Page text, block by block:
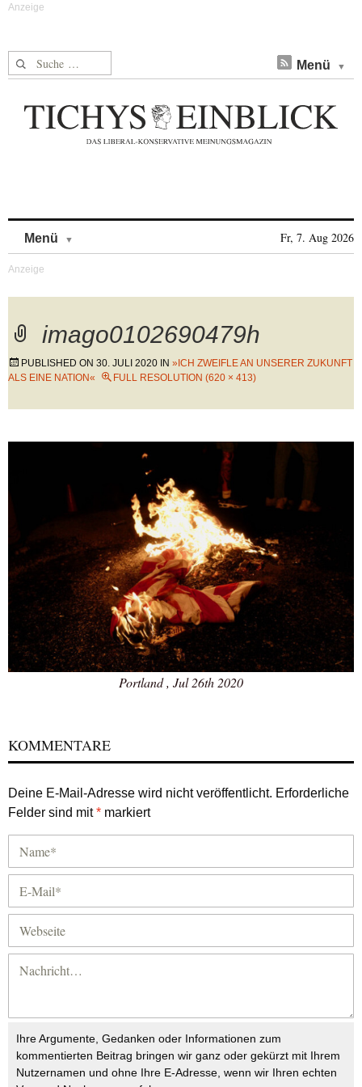
Suche nach: Menü
Menü Fr, 7. Aug 2026
imago0102690479h
PUBLISHED ON 30. JULI 2020 IN »ICH ZWEIFLE AN UNSERER ZUKUNFT
ALS EINE NATION«
FULL RESOLUTION (620 × 413)
Portland , Jul 26th 2020
KOMMENTARE
Deine E-Mail-Adresse wird nicht veröffentlicht. Erforderliche
Felder sind mit* markiert
Ihre Argumente, Gedanken oder Informationen zum
kommentierten Beitrag bringen wir ganz oder gekürzt mit Ihrem
Nutzernamen und ohne Ihre E-Adresse, wenn wir Ihren echten